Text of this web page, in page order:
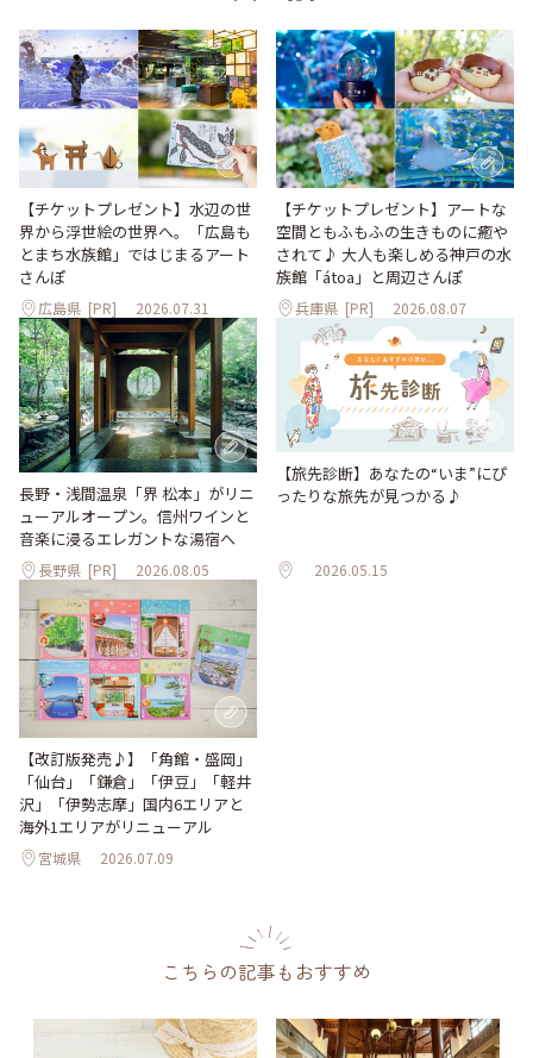
【チケットプレゼント】水辺の世
界から浮世絵の世界へ。「広島も
とまち水族館」ではじまるアート
さんぽ
広島県 [PR] 2026.07.31
【チケットプレゼント】アートな
空間ともふもふの生きものに癒や
されて♪ 大人も楽しめる神戸の水
族館「átoa」と周辺さんぽ
兵庫県 [PR] 2026.08.07
長野・浅間温泉「界 松本」がリニ
ューアルオープン。信州ワインと
音楽に浸るエレガントな湯宿へ
長野県 [PR] 2026.08.05
【旅先診断】あなたの“いま”にぴ
ったりな旅先が見つかる♪
2026.05.15
【改訂版発売♪】「角館・盛岡」
「仙台」「鎌倉」「伊豆」「軽井
沢」「伊勢志摩」国内6エリアと
海外1エリアがリニューアル
宮城県 2026.07.09
こちらの記事もおすすめ